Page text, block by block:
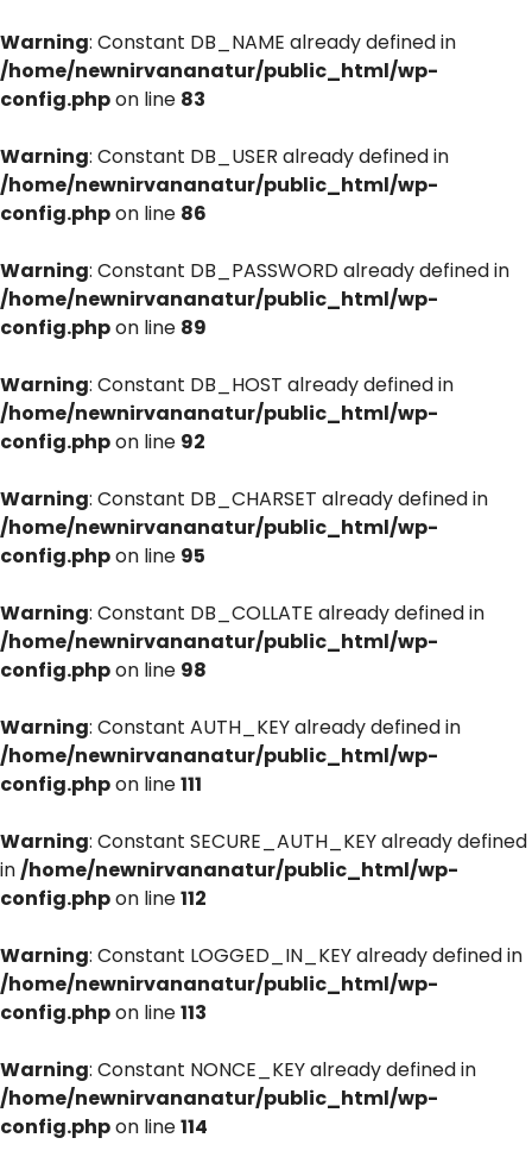
Warning: Constant DB_NAME already defined in
/home/newnirvananatur/public_html/wp-
config.phpon line 83
Warning: Constant DB_USER already defined in
/home/newnirvananatur/public_html/wp-
config.phpon line 86
Warning: Constant DB_PASSWORD already defined in
/home/newnirvananatur/public_html/wp-
config.phpon line 89
Warning: Constant DB_HOST already defined in
/home/newnirvananatur/public_html/wp-
config.phpon line 92
Warning: Constant DB_CHARSET already defined in
/home/newnirvananatur/public_html/wp-
config.phpon line 95
Warning: Constant DB_COLLATE already defined in
/home/newnirvananatur/public_html/wp-
config.phpon line 98
Warning: Constant AUTH_KEY already defined in
/home/newnirvananatur/public_html/wp-
config.phpon line111
Warning: Constant SECURE_AUTH_KEY already defined
in/home/newnirvananatur/public_html/wp-
config.phpon line112
Warning: Constant LOGGED_IN_KEY already defined in
/home/newnirvananatur/public_html/wp-
config.phpon line113
Warning: Constant NONCE_KEY already defined in
/home/newnirvananatur/public_html/wp-
config.phpon line114